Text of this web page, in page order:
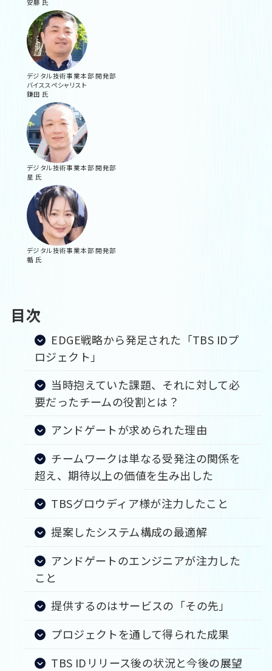
安藤 氏
デジタル技術事業本部 開発部
バイススペシャリスト
鎌田 氏
デジタル技術事業本部 開発部
星 氏
デジタル技術事業本部 開発部
楯 氏
目次
EDGE戦略から発足された「TBS IDプ
ロジェクト」
当時抱えていた課題、それに対して必
要だったチームの役割とは？
アンドゲートが求められた理由
チームワークは単なる受発注の関係を
超え、期待以上の価値を生み出した
TBSグロウディア様が注力したこと
提案したシステム構成の最適解
アンドゲートのエンジニアが注力した
こと
提供するのはサービスの「その先」
プロジェクトを通して得られた成果
TBS IDリリース後の状況と今後の展望